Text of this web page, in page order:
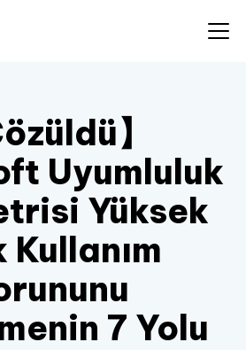
】
Uyumluluk
Yüksek
Kullanım
7 Yolu